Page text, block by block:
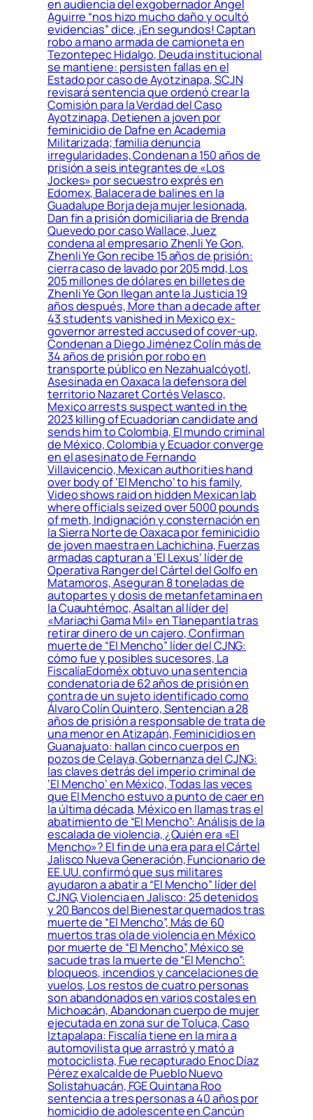
en audiencia del exgobernador Ángel
Aguirre “nos hizo mucho daño y ocultó
evidencias” dice, ¡En segundos! Captan
robo a mano armada de camioneta en
Tezontepec Hidalgo, Deuda institucional
se mantiene: persisten fallas en el
Estado por caso de Ayotzinapa, SCJN
revisará sentencia que ordenó crear la
Comisión para la Verdad del Caso
Ayotzinapa, Detienen a joven por
feminicidio de Dafne en Academia
Militarizada; familia denuncia
irregularidades, Condenan a 150 años de
prisión a seis integrantes de «Los
Jockes» por secuestro exprés en
Edomex, Balacera de balines en la
Guadalupe Borja deja mujer lesionada,
Dan fin a prisión domiciliaria de Brenda
Quevedo por caso Wallace, Juez
condena al empresario Zhenli Ye Gon,
Zhenli Ye Gon recibe 15 años de prisión:
cierra caso de lavado por 205 mdd, Los
205 millones de dólares en billetes de
Zhenli Ye Gon llegan ante la Justicia 19
años después, More than a decade after
43 students vanished in Mexico ex-
governor arrested accused of cover-up,
Condenan a Diego Jiménez Colín más de
34 años de prisión por robo en
transporte público en Nezahualcóyotl,
Asesinada en Oaxaca la defensora del
territorio Nazaret Cortés Velasco,
Mexico arrests suspect wanted in the
2023 killing of Ecuadorian candidate and
sends him to Colombia, El mundo criminal
de México, Colombia y Ecuador converge
en el asesinato de Fernando
Villavicencio, Mexican authorities hand
over body of ‘El Mencho’ to his family,
Video shows raid on hidden Mexican lab
where officials seized over 5000 pounds
of meth, Indignación y consternación en
la Sierra Norte de Oaxaca por feminicidio
de joven maestra en Lachichina, Fuerzas
armadas capturan a ‘El Lexus’ líder de
Operativa Ranger del Cártel del Golfo en
Matamoros, Aseguran 8 toneladas de
autopartes y dosis de metanfetamina en
la Cuauhtémoc, Asaltan al líder del
«Mariachi Gama Mil» en Tlanepantla tras
retirar dinero de un cajero, Confirman
muerte de “El Mencho” líder del CJNG:
cómo fue y posibles sucesores, La
FiscalíaEdoméx obtuvo una sentencia
condenatoria de 62 años de prisión en
contra de un sujeto identificado como
Álvaro Colín Quintero, Sentencian a 28
años de prisión a responsable de trata de
una menor en Atizapán, Feminicidios en
Guanajuato: hallan cinco cuerpos en
pozos de Celaya, Gobernanza del CJNG:
las claves detrás del imperio criminal de
‘El Mencho’ en México, Todas las veces
que El Mencho estuvo a punto de caer en
la última década, México en llamas tras el
abatimiento de “El Mencho”: Análisis de la
escalada de violencia, ¿Quién era «El
Mencho»? El fin de una era para el Cártel
Jalisco Nueva Generación, Funcionario de
EE.UU. confirmó que sus militares
ayudaron a abatir a “El Mencho” líder del
CJNG, Violencia en Jalisco: 25 detenidos
y 20 Bancos del Bienestar quemados tras
muerte de “El Mencho”, Más de 60
muertos tras ola de violencia en México
por muerte de “El Mencho”, México se
sacude tras la muerte de “El Mencho”:
bloqueos, incendios y cancelaciones de
vuelos, Los restos de cuatro personas
son abandonados en varios costales en
Michoacán, Abandonan cuerpo de mujer
ejecutada en zona sur de Toluca, Caso
Iztapalapa: Fiscalía tiene en la mira a
automovilista que arrastró y mató a
motociclista, Fue recapturado Enoc Díaz
Pérez exalcalde de Pueblo Nuevo
Solistahuacán, FGE Quintana Roo
sentencia a tres personas a 40 años por
homicidio de adolescente en Cancún